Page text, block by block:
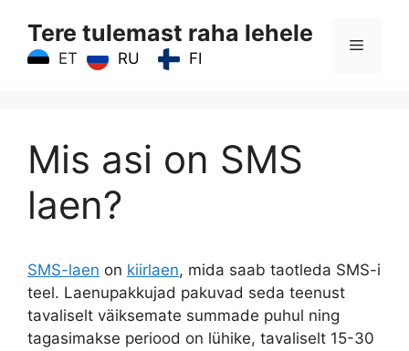
content
Tere tulemast raha lehele
ET RU FI
Menu
Mis asi on SMS
laen?
SMS-laen on kiirlaen, mida saab taotleda SMS-i
teel. Laenupakkujad pakuvad seda teenust
tavaliselt väiksemate summade puhul ning
tagasimakse periood on lühike, tavaliselt 15-30